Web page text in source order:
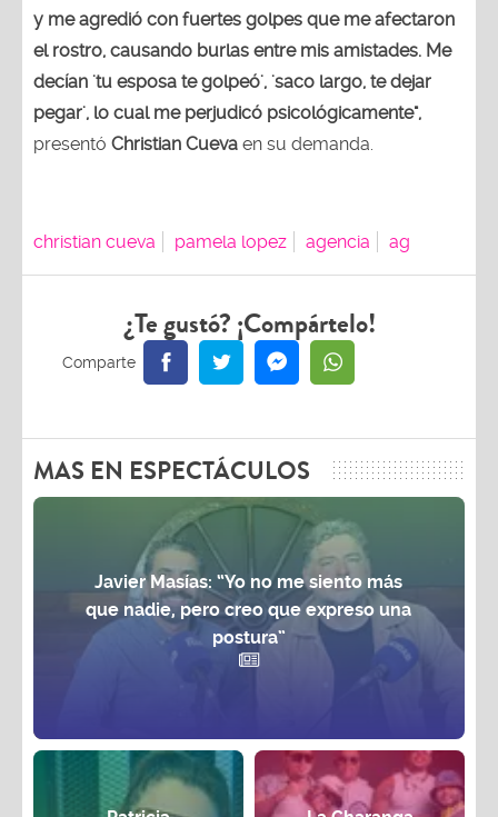
y me agredió con fuertes golpes que me afectaron
el rostro, causando burlas entre mis amistades. Me
decían 'tu esposa te golpeó', 'saco largo, te dejar
pegar', lo cual me perjudicó psicológicamente",
presentó Christian Cueva en su demanda.
christian cueva pamela lopez agencia ag
¿Te gustó? ¡Compártelo!
MAS EN ESPECTÁCULOS
Javier Masías: “Yo no me siento más
que nadie, pero creo que expreso una
postura”